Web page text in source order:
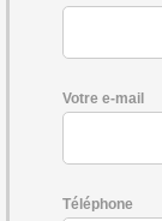
Votre e-mail
Téléphone